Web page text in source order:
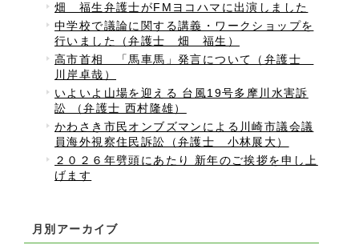
畑 福生弁護士がFMヨコハマに出演しました
中学校で議論に関する講義・ワークショップを
行いました（弁護士 畑 福生）
高市首相 「馬車馬」発言について（弁護士
川岸卓哉）
いよいよ山場を迎える 台風19号多摩川水害訴
訟 （弁護士 西村隆雄）
かわさき市民オンブズマンによる川崎市議会議
員海外視察住民訴訟（弁護士 小林展大）
２０２６年劈頭にあたり 新年のご挨拶を申し上
げます
月別アーカイブ